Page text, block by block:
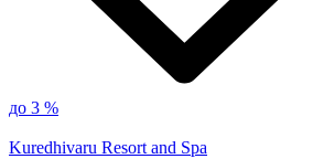
до 3 %
Kuredhivaru Resort and Spa